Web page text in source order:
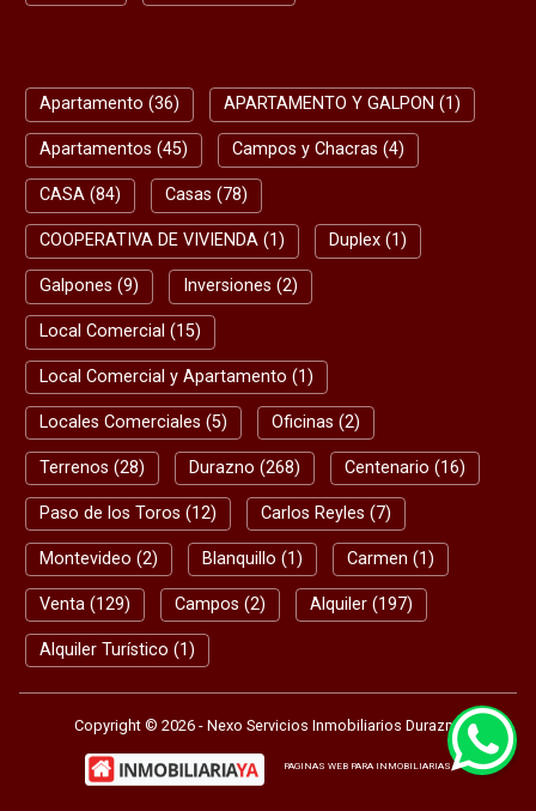
Apartamento (36) APARTAMENTO Y GALPON (1)
Apartamentos (45) Campos y Chacras (4)
CASA (84) Casas (78)
COOPERATIVA DE VIVIENDA (1) Duplex (1)
Galpones (9) Inversiones (2)
Local Comercial (15)
Local Comercial y Apartamento (1)
Locales Comerciales (5) Oficinas (2)
Terrenos (28) Durazno (268) Centenario (16)
Paso de los Toros (12) Carlos Reyles (7)
Montevideo (2) Blanquillo (1) Carmen (1)
Venta (129) Campos (2) Alquiler (197)
Alquiler Turístico (1)
Copyright © 2026 - Nexo Servicios Inmobiliarios Durazno
PAGINAS WEB PARA INMOBILIARIAS